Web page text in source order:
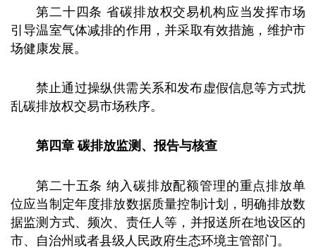
第二十四条 省碳排放权交易机构应当发挥市场
引导温室气体减排的作用，并采取有效措施，维护市
场健康发展。
禁止通过操纵供需关系和发布虚假信息等方式扰
乱碳排放权交易市场秩序。
第四章 碳排放监测、报告与核查
第二十五条 纳入碳排放配额管理的重点排放单
位应当制定年度排放数据质量控制计划，明确排放数
据监测方式、频次、责任人等，并报送所在地设区的
市、自治州或者县级人民政府生态环境主管部门。